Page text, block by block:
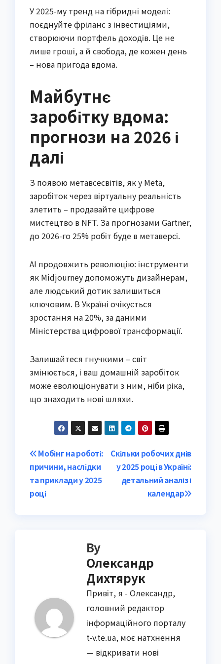
У 2025-му тренд на гібридні моделі:
поєднуйте фріланс з інвестиціями,
створюючи портфель доходів. Це не
лише гроші, а й свобода, де кожен день
– нова пригода вдома.
Майбутнє
заробітку вдома:
прогнози на 2026 і
далі
З появою метавсесвітів, як у Meta,
заробіток через віртуальну реальність
злетить – продавайте цифрове
мистецтво в NFT. За прогнозами Gartner,
до 2026-го 25% робіт буде в метаверсі.
AI продовжить революцію: інструменти
як Midjourney допоможуть дизайнерам,
але людський дотик залишиться
ключовим. В Україні очікується
зростання на 20%, за даними
Міністерства цифрової трансформації.
Залишайтеся гнучкими – світ
змінюється, і ваш домашній заробіток
може еволюціонувати з ним, ніби ріка,
що знаходить нові шляхи.
Post
navigation
Скільки робочих днів
у 2025 році в Україні:
детальний аналіз і
календар
Мобінг на роботі:
причини, наслідки
та приклади у 2025
році
By
Олександр
Дихтярук
Привіт, я - Олександр,
головний редактор
інформаційного порталу
t-v.te.ua, моє натхнення
— відкривати нові